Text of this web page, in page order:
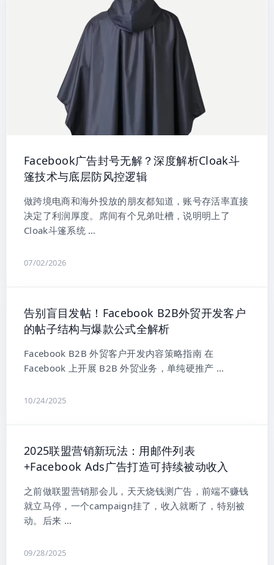
Facebook广告封号无解？深度解析Cloak斗
篷技术与底层防风控逻辑
做跨境电商和海外投放的朋友都知道，账号存活率直接
决定了利润厚度。席间有个兄弟吐槽，说明明上了
Cloak斗篷系统 …
07/02/2026
告别盲目发帖！Facebook B2B外贸开发客户
的帖子结构与爆款公式全解析
Facebook B2B 外贸客户开发内容策略指南 在
Facebook 上开展 B2B 外贸业务，单纯硬推产 …
10/24/2025
2025联盟营销新玩法：用邮件列表
+Facebook Ads广告打造可持续被动收入
之前做联盟营销那会儿，天天烧钱测广告，前端不赚钱
就立马停，一个campaign挂了，收入就断了，特别被
动。后来 …
09/28/2025